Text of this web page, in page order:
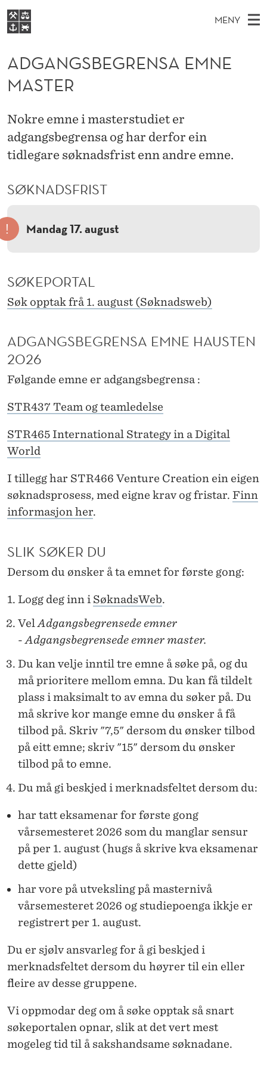
A
D
G
A
N
G
S
B
E
R
N
S
E
M
N
E
M
A
S
T
E
MENY
O
V
E
D
M
E
Y
VIDEREUTDANNING
BIBLIOTEKET
Ø
K
N
E
S
T
D
T
Studier
Forskning
Alumni
ADGANGSBEGRENSA EMNE
MASTER
Nokre emne i masterstudiet er
adgangsbegrensa og har derfor ein
tidlegare søknadsfrist enn andre emne.
SØKNADSFRIST
! Mandag 17. august
SØKEPORTAL
Søk opptak frå 1. august (Søknadsweb)
ADGANGSBEGRENSA EMNE HAUSTEN
2026
Følgande emne er adgangsbegrensa :
STR437 Team og teamledelse
STR465 International Strategy in a Digital
World
I tillegg har STR466 Venture Creation ein eigen
søknadsprosess, med eigne krav og fristar. Finn
informasjon her.
SLIK SØKER DU
Dersom du ønsker å ta emnet for første gong:
Logg deg inn i SøknadsWeb.
Vel Adgangsbegrensede emner
- Adgangsbegrensede emnermaster.
Du kan velje inntil tre emne å søke på, og du
må prioritere mellom emna. Du kan få tildelt
plass i maksimalt to av emna du søker på. Du
må skrive kor mange emne du ønsker å få
tilbod på. Skriv "7,5" dersom du ønsker tilbod
på eitt emne; skriv "15" dersom du ønsker
tilbod på to emne.
Du må gi beskjed i merknadsfeltet dersom du:
har tatt eksamenar for første gong
vårsemesteret 2026 som du manglar sensur
på per 1. august (hugs å skrive kva eksamenar
dette gjeld)
har vore på utveksling på masternivå
vårsemesteret 2026 og studiepoenga ikkje er
registrert per 1. august.
Du er sjølv ansvarleg for å gi beskjed i
merknadsfeltet dersom du høyrer til ein eller
fleire av desse gruppene.
Vi oppmodar deg om å søke opptak så snart
søkeportalen opnar, slik at det vert mest
mogeleg tid til å sakshandsame søknadane.